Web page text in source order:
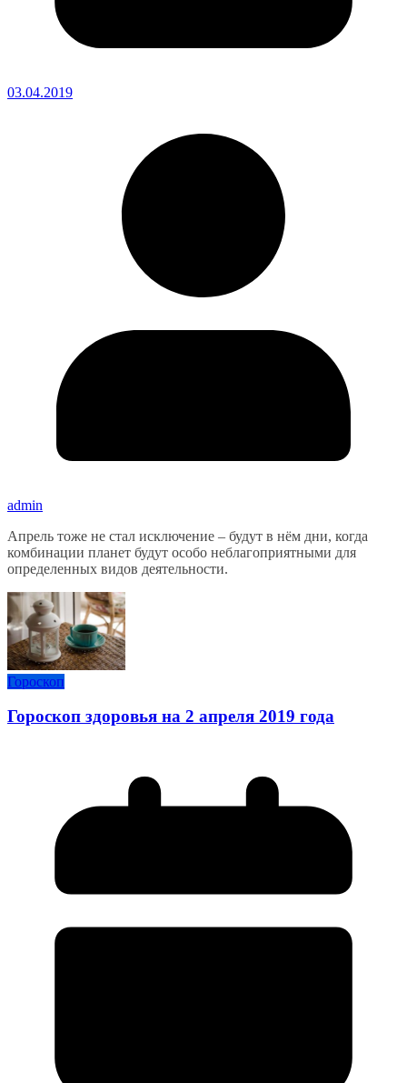
03.04.2019
admin
Апрель тоже не стал исключение – будут в нём дни, когда
комбинации планет будут особо неблагоприятными для
определенных видов деятельности.
Гороскоп
Гороскоп здоровья на 2 апреля 2019 года